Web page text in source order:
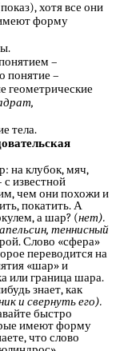
хотя все они
форму
–
понятие –
геометрические
тела.
на клубок, мяч,
известной
чем они похожи и
покатить. А
а шар? (нет).
теннисный
Слово «сфера»
переводится на
«шар» и
или граница шара.
знает, как
и свернуть его).
быстро
имеют форму
что слово